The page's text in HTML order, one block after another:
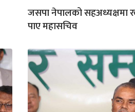
जसपा नेपालको सहअध्यक्षमा
पाए महासचिव